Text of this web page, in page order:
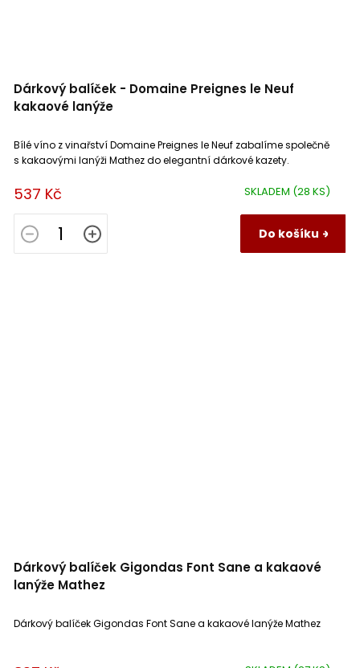
Dárkový balíček - Domaine Preignes le Neuf
kakaové lanýže
SKLADEM (28 KS)
537 Kč
Do košíku
Bílé víno z vinařství Domaine Preignes le Neuf zabalíme společně
s kakaovými lanýži Mathez do elegantní dárkové kazety.
Dárkový balíček Gigondas Font Sane a kakaové
lanýže Mathez
Dárkový balíček Gigondas Font Sane a kakaové lanýže Mathez